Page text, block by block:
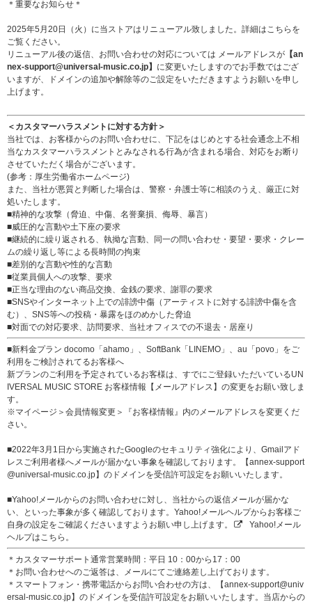
＊重要なお知らせ＊
2025年5月20日（火）に当ストアはリニューアル致しました。詳細はこちら を
ご覧ください。
リニューアル後の返信、お問い合わせの対応については メールアドレスが 【an
nex-support@universal-music.co.jp】 に変更いたしますのでお手数ではござ
いますが、ドメインの追加や解除等のご設定をいただきますようお願いを申し
上げます。
＜カスタマーハラスメントに対する方針＞
当社では、お客様からのお問い合わせに、下記をはじめとする社会通念上不相
当なカスタマーハラスメントとみなされる行為が含まれる場合、対応をお断り
させていただく場合がございます。
(参考： 厚生労働省ホームページ)
また、当社が悪質と判断した場合は、警察・弁護士等に相談のうえ、厳正に対
処いたします。
■精神的な攻撃（脅迫、中傷、名誉棄損、侮辱、暴言）
■威圧的な言動や土下座の要求
■継続的に繰り返される、執拗な言動、同一の問い合わせ・要望・要求・クレー
ムの繰り返し等による長時間の拘束
■差別的な言動や性的な言動
■従業員個人への攻撃、要求
■正当な理由のない商品交換、金銭の要求、謝罪の要求
■SNSやインターネット上での誹謗中傷（アーティストに対する誹謗中傷を含
む）、SNS等への投稿・暴露をほのめかした脅迫
■対面での対応要求、訪問要求、当社オフィスでの不退去・居座り
■新料金プラン docomo「ahamo」、SoftBank「LINEMO」、au「povo」をご
利用をご検討されてるお客様へ
新プランのご利用を予定されているお客様は、すでにご登録いただいているUN
IVERSAL MUSIC STORE お客様情報【メールアドレス】の変更をお願い致しま
す。
※マイページ＞会員情報変更＞『お客様情報』内のメールアドレスを変更くだ
さい。
■2022年3月1日から実施されたGoogleのセキュリティ強化により、Gmailアド
レスご利用者様へメールが届かない事象を確認しております。【annex-support
@universal-music.co.jp】のドメインを受信許可設定をお願いいたします。
■Yahoo!メールからのお問い合わせに対し、当社からの返信メールが届かな
い、といった事象が多く確認しております。Yahoo!メールヘルプからお客様ご
自身の設定をご確認くださいますようお願い申し上げます。
Yahoo!メール
ヘルプはこちら。
＊カスタマーサポート通常営業時間：平日 10：00から17：00
＊お問い合わせへのご返答は、メールにてご連絡差し上げております。
＊スマートフォン・携帯電話からお問い合わせの方は、【annex-support@univ
ersal-music.co.jp】のドメインを受信許可設定をお願いいたします。当店からの